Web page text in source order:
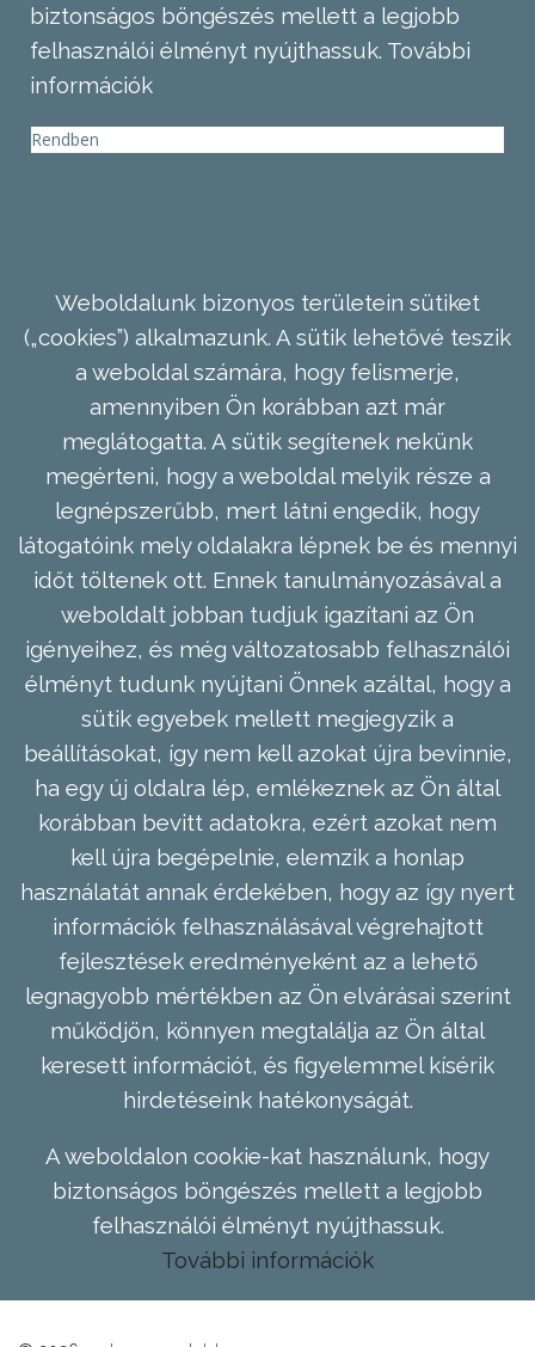
biztonságos böngészés mellett a legjobb
felhasználói élményt nyújthassuk. További
információk
Rendben
Weboldalunk bizonyos területein sütiket
(„cookies”) alkalmazunk. A sütik lehetővé teszik
a weboldal számára, hogy felismerje,
amennyiben Ön korábban azt már
meglátogatta. A sütik segítenek nekünk
megérteni, hogy a weboldal melyik része a
legnépszerűbb, mert látni engedik, hogy
látogatóink mely oldalakra lépnek be és mennyi
időt töltenek ott. Ennek tanulmányozásával a
weboldalt jobban tudjuk igazítani az Ön
igényeihez, és még változatosabb felhasználói
élményt tudunk nyújtani Önnek azáltal, hogy a
sütik egyebek mellett megjegyzik a
beállításokat, így nem kell azokat újra bevinnie,
ha egy új oldalra lép, emlékeznek az Ön által
korábban bevitt adatokra, ezért azokat nem
kell újra begépelnie, elemzik a honlap
használatát annak érdekében, hogy az így nyert
információk felhasználásával végrehajtott
fejlesztések eredményeként az a lehető
legnagyobb mértékben az Ön elvárásai szerint
működjön, könnyen megtalálja az Ön által
keresett információt, és figyelemmel kísérik
hirdetéseink hatékonyságát.
A weboldalon cookie-kat használunk, hogy
biztonságos böngészés mellett a legjobb
felhasználói élményt nyújthassuk.
További információk